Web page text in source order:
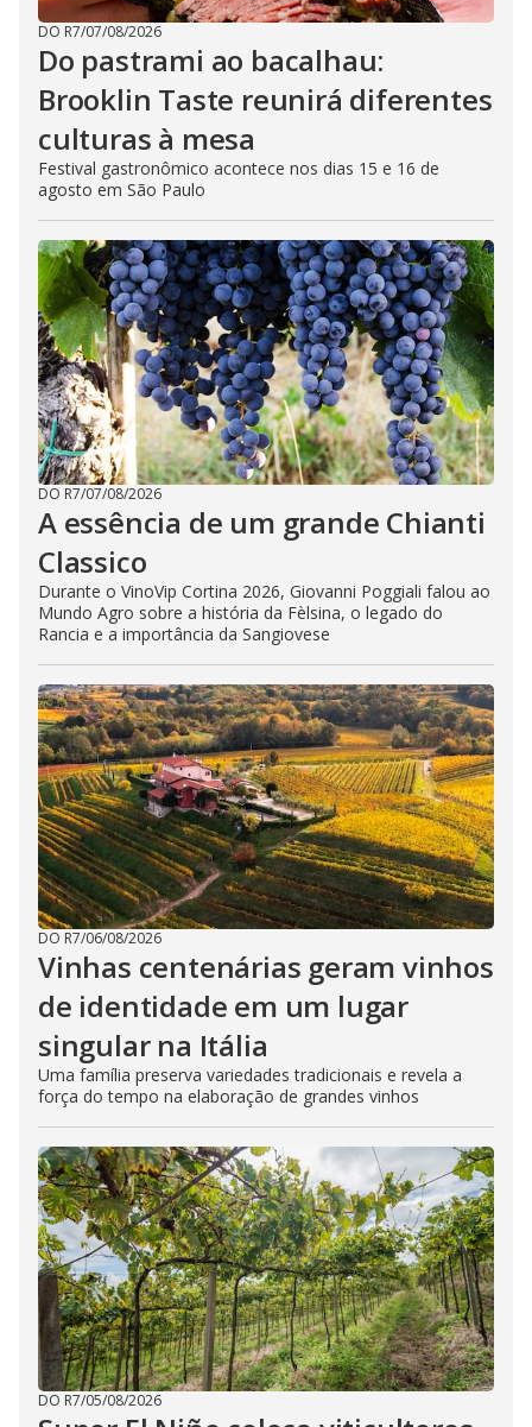
DO R7/07/08/2026
Do pastrami ao bacalhau:
Brooklin Taste reunirá diferentes
culturas à mesa
Festival gastronômico acontece nos dias 15 e 16 de
agosto em São Paulo
DO R7/07/08/2026
A essência de um grande Chianti
Classico
Durante o VinoVip Cortina 2026, Giovanni Poggiali falou ao
Mundo Agro sobre a história da Fèlsina, o legado do
Rancia e a importância da Sangiovese
DO R7/06/08/2026
Vinhas centenárias geram vinhos
de identidade em um lugar
singular na Itália
Uma família preserva variedades tradicionais e revela a
força do tempo na elaboração de grandes vinhos
DO R7/05/08/2026